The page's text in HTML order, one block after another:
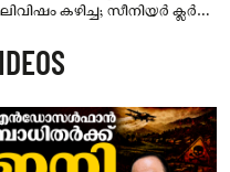
കഴിച്ച; സീനിയർ ക്ലർക്ക്